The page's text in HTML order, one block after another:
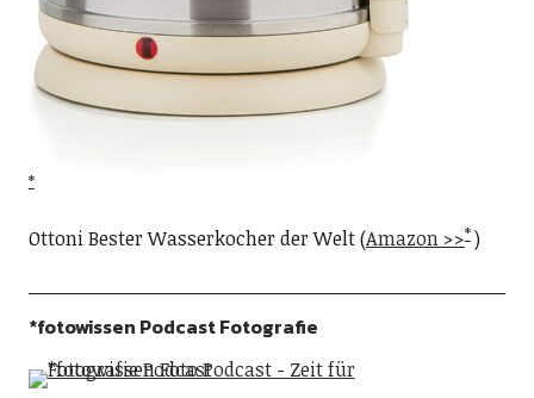
Ottoni Bester Wasserkocher der Welt (Amazon >> )
*fotowissen Podcast Fotografie